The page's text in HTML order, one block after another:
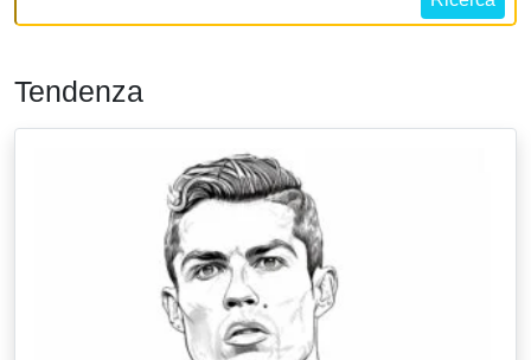
Tendenza